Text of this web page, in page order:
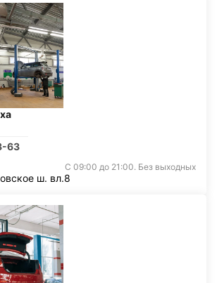
63
С 09:00 до 21:00. Без выходных
ш. вл.8